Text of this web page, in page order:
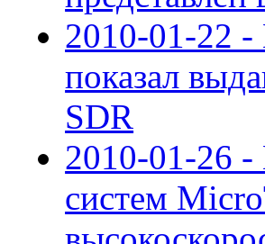
2010-01-22 -
показал
SDR
2010-01-26
систем